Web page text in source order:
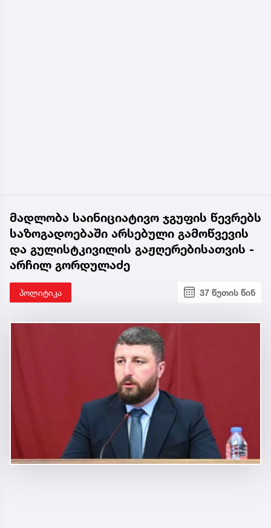
მადლობა საინიციატივო ჯგუფის წევრებს
საზოგადოებაში არსებული გამოწვევის
და გულისტკივილის გაჟღერებისათვის -
არჩილ გორდულაძე
პოლიტიკა 37 წუთის წინ